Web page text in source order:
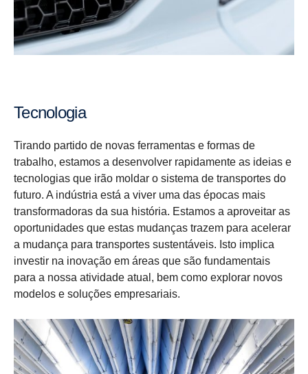
Tecno­logia
Tirando partido de novas ferramentas e formas de
trabalho, estamos a desenvolver rapidamente as ideias e
tecnologias que irão moldar o sistema de transportes do
futuro. A indústria está a viver uma das épocas mais
transformadoras da sua história. Estamos a aproveitar as
oportunidades que estas mudanças trazem para acelerar
a mudança para transportes sustentáveis. Isto implica
investir na inovação em áreas que são fundamentais
para a nossa atividade atual, bem como explorar novos
modelos e soluções empresariais.